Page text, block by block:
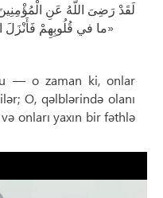
ما في‌ قُلُوبِهِمْ فَأَنْزَلَ السَّکينَةَ عَلَيْهِمْ وَ أَثابَهُمْ فَتْحاً قَريباً»
— o zaman ki, onlar
O, qəlblərində olanı
onları yaxın bir fəthlə